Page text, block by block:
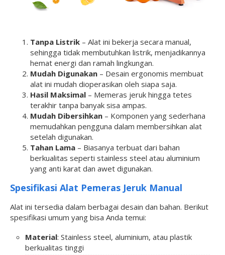
Tanpa Listrik – Alat ini bekerja secara manual,
sehingga tidak membutuhkan listrik, menjadikannya
hemat energi dan ramah lingkungan.
Mudah Digunakan – Desain ergonomis membuat
alat ini mudah dioperasikan oleh siapa saja.
Hasil Maksimal – Memeras jeruk hingga tetes
terakhir tanpa banyak sisa ampas.
Mudah Dibersihkan – Komponen yang sederhana
memudahkan pengguna dalam membersihkan alat
setelah digunakan.
Tahan Lama – Biasanya terbuat dari bahan
berkualitas seperti stainless steel atau aluminium
yang anti karat dan awet digunakan.
Spesifikasi Alat Pemeras Jeruk Manual
Alat ini tersedia dalam berbagai desain dan bahan. Berikut
spesifikasi umum yang bisa Anda temui:
Material: Stainless steel, aluminium, atau plastik
berkualitas tinggi